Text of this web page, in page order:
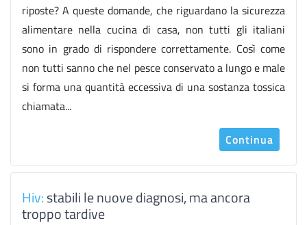
riposte? A queste domande, che riguardano la sicurezza
alimentare nella cucina di casa, non tutti gli italiani
sono in grado di rispondere correttamente. Così come
non tutti sanno che nel pesce conservato a lungo e male
si forma una quantità eccessiva di una sostanza tossica
chiamata...
Continua
Hiv:stabili le nuove diagnosi, ma ancora
troppo tardive